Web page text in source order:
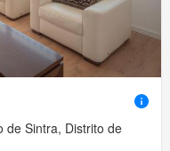
de Sintra, Distrito de